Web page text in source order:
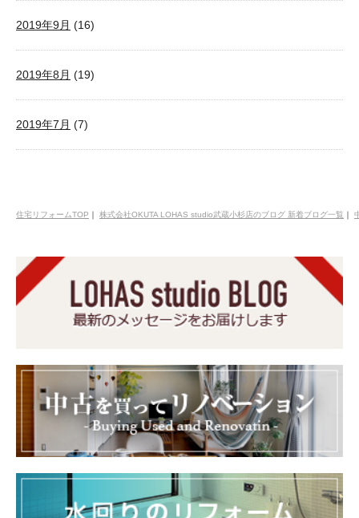
2019年9月 (16)
2019年8月 (19)
2019年7月 (7)
住宅リフォームTOP ｜ 株式会社OKUTA LOHAS studio武蔵小杉店のブログ 新着ブログ一覧 ｜